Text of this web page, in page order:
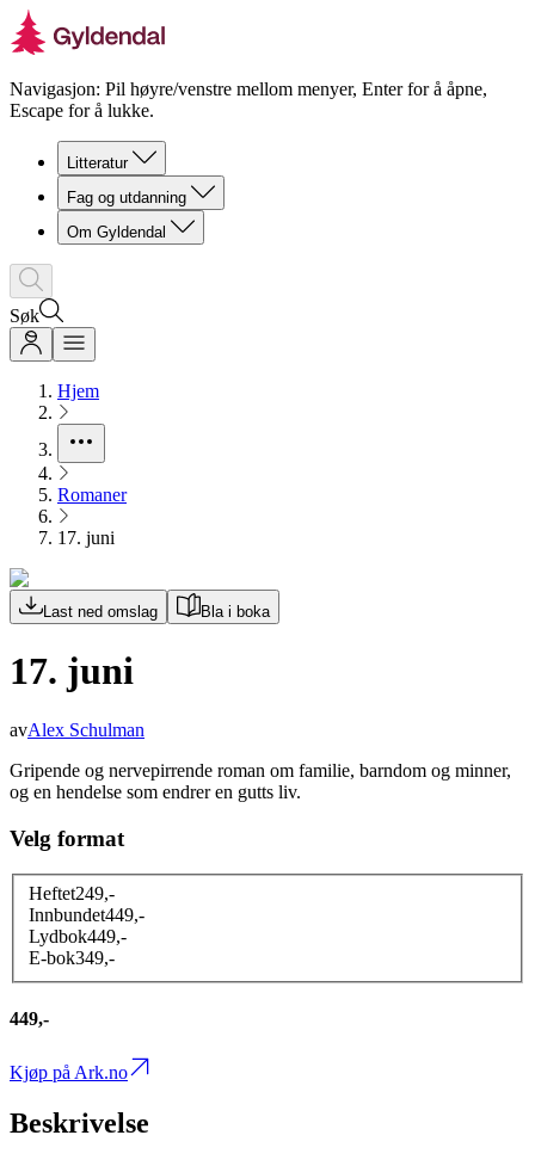
Navigasjon: Pil høyre/venstre mellom menyer, Enter for å åpne,
Escape for å lukke.
Litteratur
Fag og utdanning
Om Gyldendal
Søk
Hjem
Romaner
17. juni
Last ned omslag Bla i boka
17. juni
avAlex Schulman
Gripende og nervepirrende roman om familie, barndom og minner,
og en hendelse som endrer en gutts liv.
Velg format
Heftet249,-
Innbundet449,-
Lydbok449,-
E-bok349,-
449,-
Kjøp på Ark.no
Beskrivelse